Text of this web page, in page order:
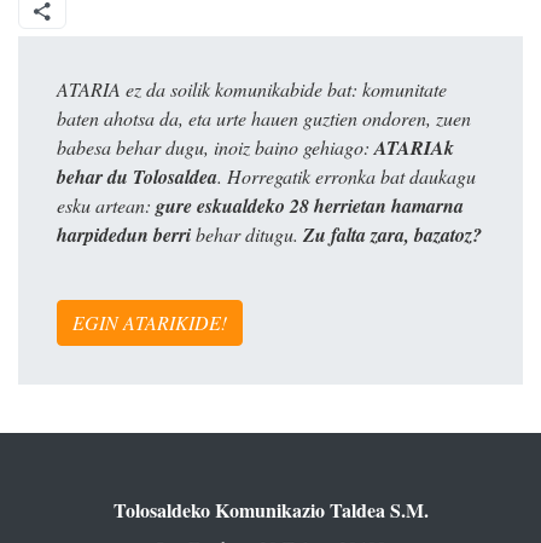
ATARIA ez da soilik komunikabide bat: komunitate
baten ahotsa da, eta urte hauen guztien ondoren, zuen
babesa behar dugu, inoiz baino gehiago:ATARIAk
behar du Tolosaldea. Horregatik erronka bat daukagu
esku artean: gure eskualdeko 28 herrietan hamarna
harpidedun berribehar ditugu. Zu falta zara, bazatoz?
EGIN ATARIKIDE!
Tolosaldeko Komunikazio Taldea S.M.